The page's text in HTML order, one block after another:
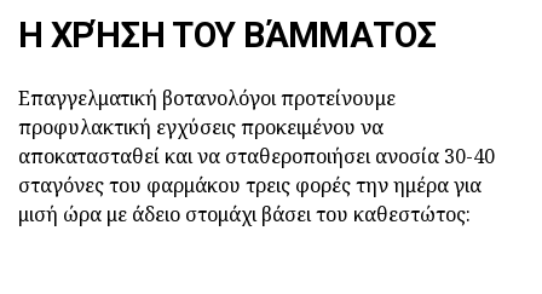
Η ΧΡΉΣΗ ΤΟΥ ΒΆΜΜΑΤΟΣ
Επαγγελματική βοτανολόγοι προτείνουμε
προφυλακτική εγχύσεις προκειμένου να
αποκατασταθεί και να σταθεροποιήσει ανοσία 30-40
σταγόνες του φαρμάκου τρεις φορές την ημέρα για
μισή ώρα με άδειο στομάχι βάσει του καθεστώτος: